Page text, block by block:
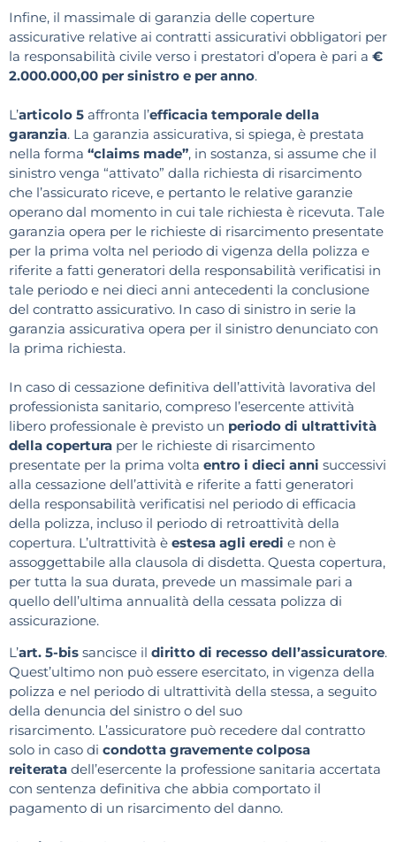
Infine, il massimale di garanzia delle coperture
assicurative relative ai contratti assicurativi obbligatori per
la responsabilità civile verso i prestatori d’opera è pari a €
2.000.000,00 per sinistro e per anno.
L’articolo 5 affronta l’efficacia temporale della
garanzia. La garanzia assicurativa, si spiega, è prestata
nella forma “claims made”, in sostanza, si assume che il
sinistro venga “attivato” dalla richiesta di risarcimento
che l’assicurato riceve, e pertanto le relative garanzie
operano dal momento in cui tale richiesta è ricevuta. Tale
garanzia opera per le richieste di risarcimento presentate
per la prima volta nel periodo di vigenza della polizza e
riferite a fatti generatori della responsabilità verificatisi in
tale periodo e nei dieci anni antecedenti la conclusione
del contratto assicurativo. In caso di sinistro in serie la
garanzia assicurativa opera per il sinistro denunciato con
la prima richiesta.
In caso di cessazione definitiva dell’attività lavorativa del
professionista sanitario, compreso l’esercente attività
libero professionale è previsto un periodo di ultrattività
della copertura per le richieste di risarcimento
presentate per la prima volta entro i dieci anni successivi
alla cessazione dell’attività e riferite a fatti generatori
della responsabilità verificatisi nel periodo di efficacia
della polizza, incluso il periodo di retroattività della
copertura. L’ultrattività è estesa agli eredi e non è
assoggettabile alla clausola di disdetta. Questa copertura,
per tutta la sua durata, prevede un massimale pari a
quello dell’ultima annualità della cessata polizza di
assicurazione.
L’art. 5-bis sancisce il diritto di recesso dell’assicuratore.
Quest’ultimo non può essere esercitato, in vigenza della
polizza e nel periodo di ultrattività della stessa, a seguito
della denuncia del sinistro o del suo
risarcimento. L’assicuratore può recedere dal contratto
solo in caso di condotta gravemente colposa
reiterata dell’esercente la professione sanitaria accertata
con sentenza definitiva che abbia comportato il
pagamento di un risarcimento del danno.